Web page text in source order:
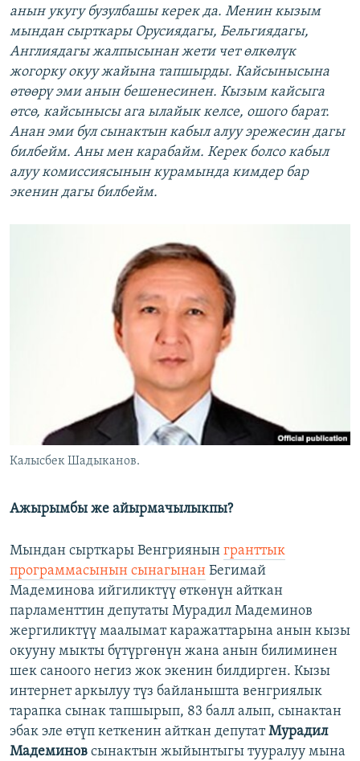
анын укугу бузулбашы керек да. Менин кызым
мындан сырткары Орусиядагы, Бельгиядагы,
Англиядагы жалпысынан жети чет өлкөлүк
жогорку окуу жайына тапшырды. Кайсынысына
өтөөрү эми анын бешенесинен. Кызым кайсыга
өтсө, кайсынысы ага ылайык келсе, ошого барат.
Анан эми бул сынактын кабыл алуу эрежесин дагы
билбейм. Аны мен карабайм. Керек болсо кабыл
алуу комиссиясынын курамында кимдер бар
экенин дагы билбейм.
Калысбек Шадыканов.
Ажырымбы же айырмачылыкпы?
Мындан сырткары Венгриянын гранттык
программасынын сынагынан Бегимай
Мадеминова ийгиликтүү өткөнүн айткан
парламенттин депутаты Мурадил Мадеминов
жергиликтүү маалымат каражаттарына анын кызы
окууну мыкты бүтүргөнүн жана анын билиминен
шек саноого негиз жок экенин билдирген. Кызы
интернет аркылуу түз байланышта венгриялык
тарапка сынак тапшырып, 83 балл алып, сынактан
эбак эле өтүп кеткенин айткан депутатМурадил
Мадеминов сынактын жыйынтыгы тууралуу мына